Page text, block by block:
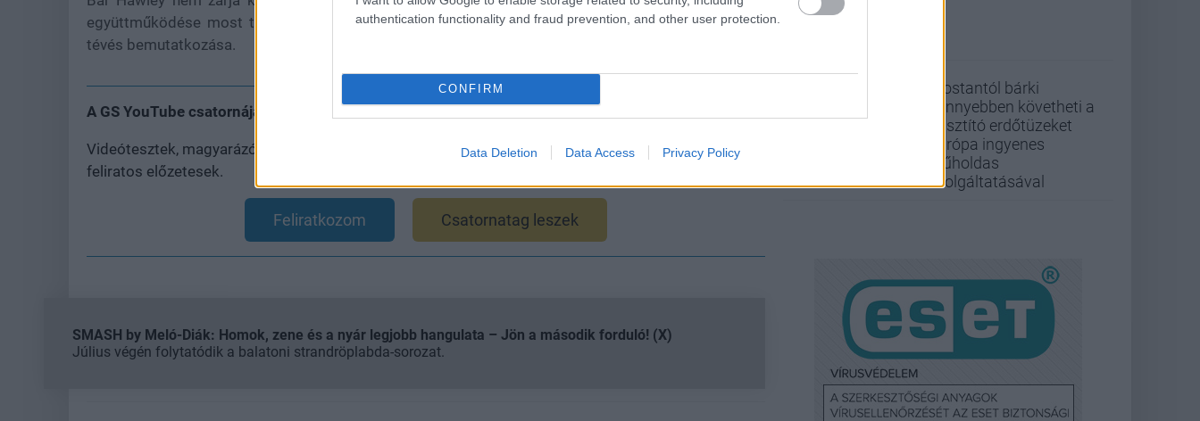
authentication functionality and fraud prevention, and other user protection.
CONFIRM
Data Deletion Data Access Privacy Policy
együttműködése most teljes egészében az Alien: Föld körül forog, amely az év egyik legerősebb
tévés bemutatkozása.
A GS YouTube csatornája csak rád vár!
Videótesztek, magyarázók, érdekességek, beszélgetések, livestreamek, végigjátszások, magyar
feliratos előzetesek.
Feliratkozom Csatornatag leszek
SMASH by Meló-Diák: Homok, zene és a nyár legjobb hangulata – Jön a második forduló! (X)
Július végén folytatódik a balatoni strandröplabda-sorozat.
Mostantól bárki
könnyebben követheti a
pusztító erdőtüzeket
Európa ingyenes
műholdas
szolgáltatásával